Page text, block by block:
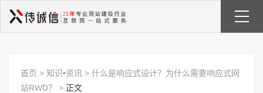
首页 > 知识•资讯 > 什么是响应式设计？为什么需要响应式网
站RWD？
> 正文